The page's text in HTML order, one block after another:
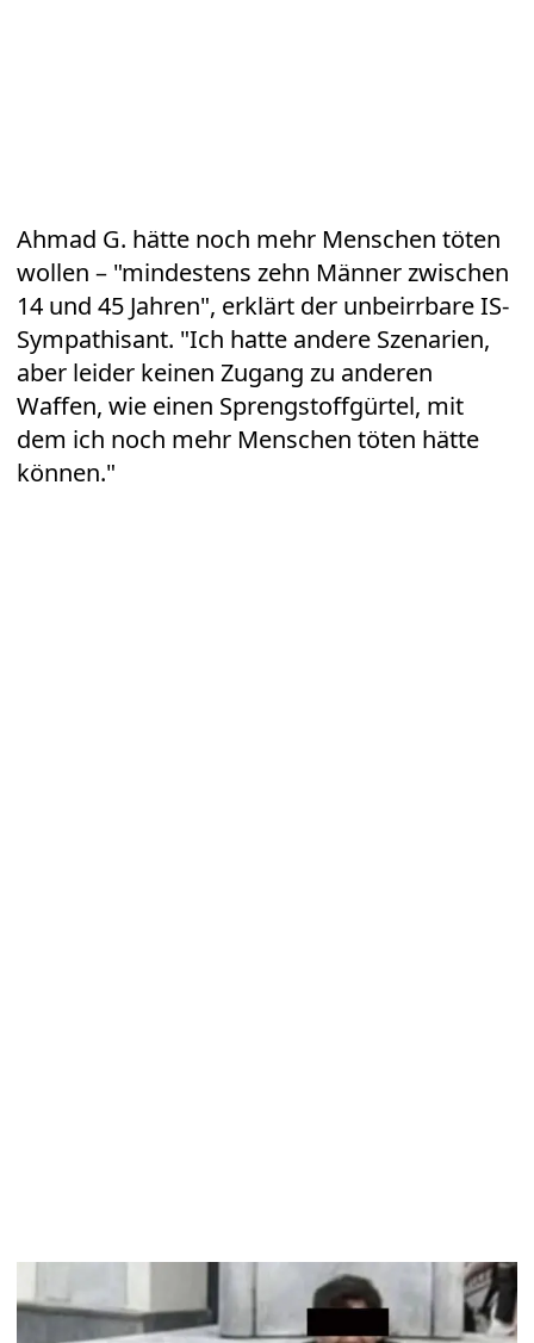
Ahmad G. hätte noch mehr Menschen töten
wollen – "mindestens zehn Männer zwischen
14 und 45 Jahren", erklärt der unbeirrbare IS-
Sympathisant. "Ich hatte andere Szenarien,
aber leider keinen Zugang zu anderen
Waffen, wie einen Sprengstoffgürtel, mit
dem ich noch mehr Menschen töten hätte
können."